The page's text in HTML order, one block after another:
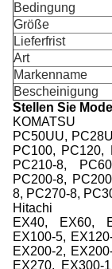
Bedingung
Größe
Lieferfrist
Art
Markenname
Bescheinigung
Stellen Sie
KOMATSU
PC50UU,
PC100, PC120,
PC210-8,
PC200-8,
8, PC270-8,
Hitachi
EX40, EX60,
EX100-5,
EX200-2,
EX270, EX300-